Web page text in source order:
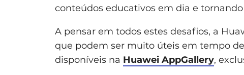
conteúdos educativos em dia e
A pensar em todos estes desafios, a
que podem ser muito úteis em tempo
disponíveis na Huawei AppGallery,